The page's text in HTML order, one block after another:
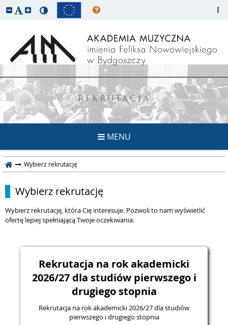
REKRUTACJA
MENU
Wybierz rekrutację
Wybierz rekrutację
Wybierz rekrutację, która Cię interesuje. Pozwoli to nam wyświetlić
ofertę lepiej spełniającą Twoje oczekiwania.
Rekrutacja na rok akademicki
2026/27 dla studiów pierwszego i
drugiego stopnia
Rekrutacja na rok akademicki 2026/27 dla studiów
pierwszego i drugiego stopnia